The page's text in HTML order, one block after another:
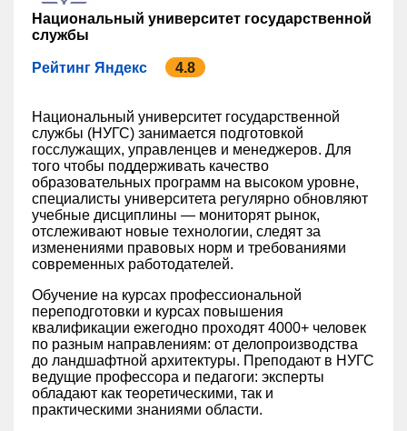
Национальный университет государственной
службы
Рейтинг Яндекс 4.8
Национальный университет государственной
службы (НУГС) занимается подготовкой
госслужащих, управленцев и менеджеров. Для
того чтобы поддерживать качество
образовательных программ на высоком уровне,
специалисты университета регулярно обновляют
учебные дисциплины — мониторят рынок,
отслеживают новые технологии, следят за
изменениями правовых норм и требованиями
современных работодателей.
Обучение на курсах профессиональной
переподготовки и курсах повышения
квалификации ежегодно проходят 4000+ человек
по разным направлениям: от делопроизводства
до ландшафтной архитектуры. Преподают в НУГС
ведущие профессора и педагоги: эксперты
обладают как теоретическими, так и
практическими знаниями области.